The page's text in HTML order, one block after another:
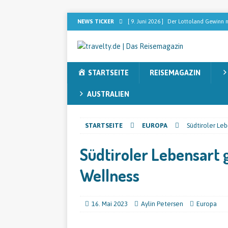
NEWS TICKER [ 9. Juni 2026 ] Der Lottoland Gewinn
[ 2. Februar 2026 ] [ANZEIGE]
nach dem perfekten Blend sucht
[ 12. November 2025 ] Australien
STARTSEITE REISEMAGAZIN
AUSTRALIEN
STARTSEITE EUROPA Südtiroler
Südtiroler Lebensart
Wellness
16. Mai 2023 Aylin Petersen Europa